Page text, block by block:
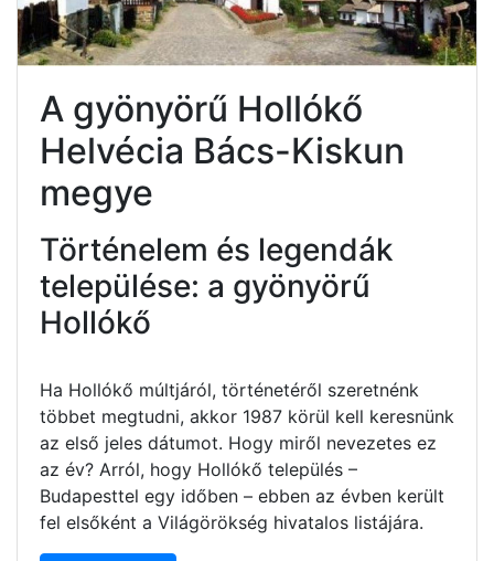
A gyönyörű Hollókő
Helvécia Bács-Kiskun
megye
Történelem és legendák
települése: a gyönyörű
Hollókő
Ha Hollókő múltjáról, történetéről szeretnénk
többet megtudni, akkor 1987 körül kell keresnünk
az első jeles dátumot. Hogy miről nevezetes ez
az év? Arról, hogy Hollókő település –
Budapesttel egy időben – ebben az évben került
fel elsőként a Világörökség hivatalos listájára.